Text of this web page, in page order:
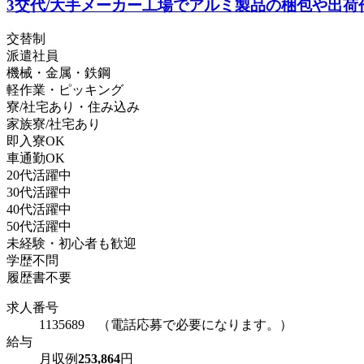
3交代/大手メーカー工場でアルミ製品の梱包や出荷
交替制
派遣社員
機械・金属・鉄鋼
軽作業・ピッキング
寮/社宅あり・住み込み
家族寮/社宅あり
即入寮OK
車通勤OK
20代活躍中
30代活躍中
40代活躍中
50代活躍中
未経験・初心者も歓迎
学歴不問
履歴書不要
求人番号
1135689 （電話応募で必要になります。）
給与
月収例253,864円